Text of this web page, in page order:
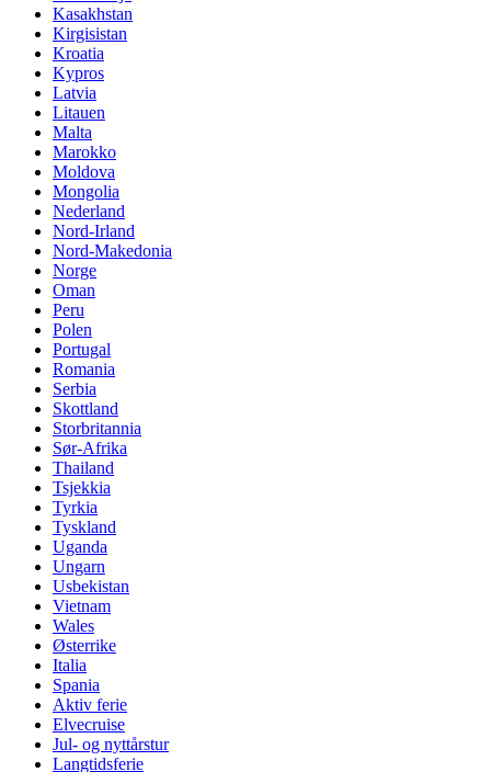
Kasakhstan
Kirgisistan
Kroatia
Kypros
Latvia
Litauen
Malta
Marokko
Moldova
Mongolia
Nederland
Nord-Irland
Nord-Makedonia
Norge
Oman
Peru
Polen
Portugal
Romania
Serbia
Skottland
Storbritannia
Sør-Afrika
Thailand
Tsjekkia
Tyrkia
Tyskland
Uganda
Ungarn
Usbekistan
Vietnam
Wales
Østerrike
Italia
Spania
Aktiv ferie
Elvecruise
Jul- og nyttårstur
Langtidsferie